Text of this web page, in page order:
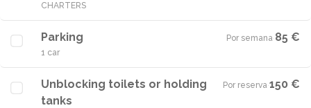
CHARTERS
Parking
1 car
Por semana·85 €
Unblocking toilets or holding
tanks
Por reserva·150 €